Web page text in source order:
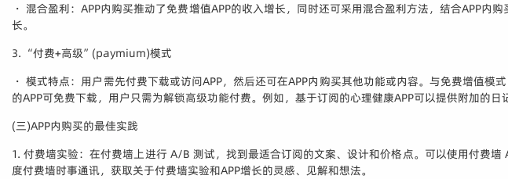
・ 混合盈利：APP内购买推动了免费增值APP的收入增长，同时还可采用混合盈利方法，结合APP
长。
3. “付费+高级”(paymium)模式
・ 模式特点：用户需先付费下载或访问APP，然后还可在APP内购买其他功能或内容。与免费增值
的APP可免费下载，用户只需为解锁高级功能付费。例如，基于订阅的心理健康APP可以提供附加的日
(三)APP内购买的最佳实践
1. 付费墙实验：在付费墙上进行 A/B 测试，找到最适合订阅的文案、设计和价格点。可以使用付费
度付费墙时事通讯，获取关于付费墙实验和APP增长的灵感、见解和想法。